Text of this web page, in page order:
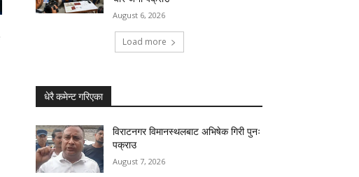
August 6, 2026
Load more
धेरै कमेन्ट गरिएका
विराटनगर विमानस्थलबाट अभिषेक गिरी पुनः
पक्राउ
August 7, 2026